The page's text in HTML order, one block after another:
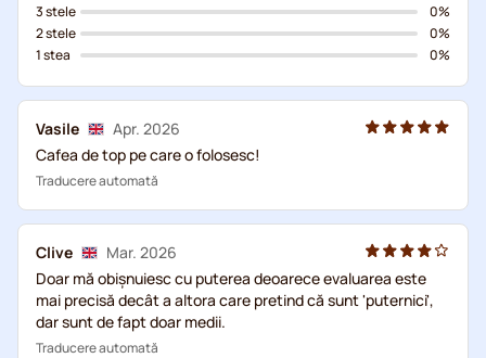
3 stele
2 stele
1 stea
0%
0%
0%
Vasile
Apr. 2026
Cafea de top pe care o folosesc!
Traducere automată
Clive
Mar. 2026
Doar mă obișnuiesc cu puterea deoarece evaluarea este
mai precisă decât a altora care pretind că sunt 'puternici',
dar sunt de fapt doar medii.
Traducere automată